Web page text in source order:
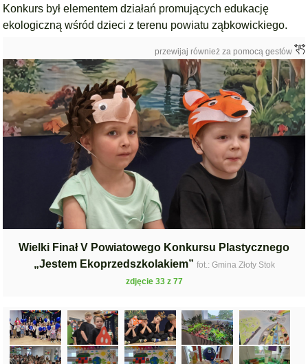
Konkurs był elementem działań promujących edukację
ekologiczną wśród dzieci z terenu powiatu ząbkowickiego.
przewijaj również za pomocą gestów
Wielki Finał V Powiatowego Konkursu Plastycznego
„Jestem Ekoprzedszkolakiem” fot.: Gmina Złoty Stok
zdjęcie 33 z 77